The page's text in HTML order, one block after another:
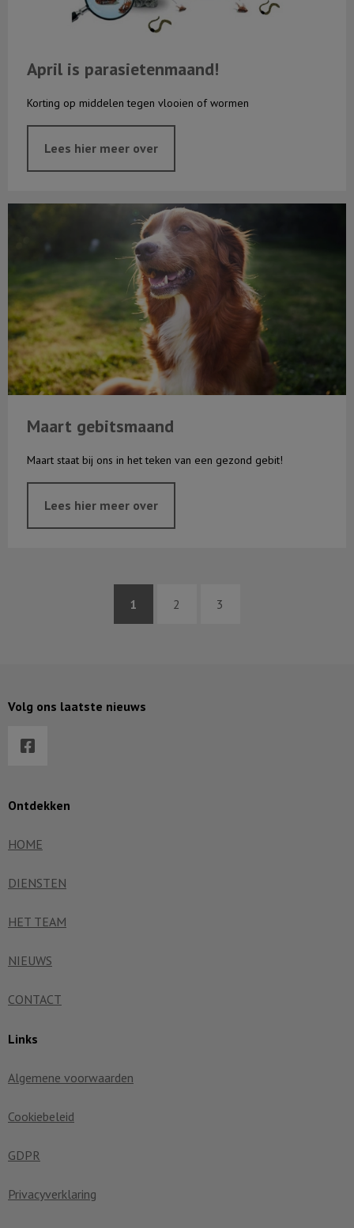
April is parasietenmaand!
Korting op middelen tegen vlooien of wormen
Lees hier meer over
Maart gebitsmaand
Maart gebitsmaand
Maart staat bij ons in het teken van een gezond gebit!
Lees hier meer over
1 2 3
Ontdekken
HOME
DIENSTEN
HET TEAM
NIEUWS
CONTACT
Links
Algemene voorwaarden
Cookiebeleid
GDPR
Privacyverklaring
Volg ons laatste nieuws